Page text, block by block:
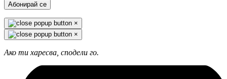
Абонирай се
×
×
Ако ти харесва, сподели го.